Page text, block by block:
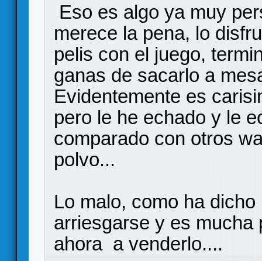
Eso es algo ya muy
merece la pena, lo
pelis con el juego,
ganas de sacarlo a
Evidentemente es
pero le he echado y le
comparado con otros
polvo...
Lo malo, como ha
arriesgarse y es mucha
ahora a venderlo....